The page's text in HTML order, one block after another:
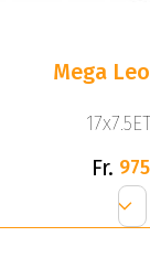
Mega
Fr.